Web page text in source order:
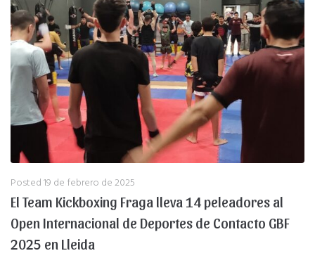
Posted19 de febrero de 2025
El Team Kickboxing Fraga lleva 14 peleadores al
Open Internacional de Deportes de Contacto GBF
2025 en Lleida